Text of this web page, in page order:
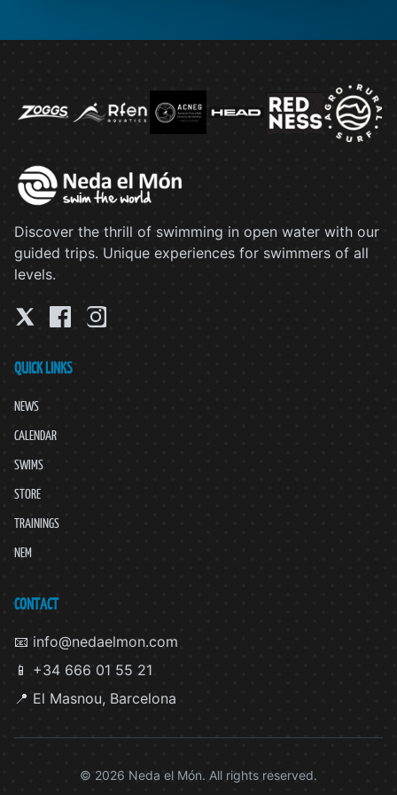
Discover the thrill of swimming in open water with our
guided trips. Unique experiences for swimmers of all
levels.
QUICK LINKS
NEWS
CALENDAR
SWIMS
STORE
TRAININGS
NEM
CONTACT
📧 info@nedaelmon.com
📱 +34 666 01 55 21
📍 El Masnou, Barcelona
© 2026 Neda el Món. All rights reserved.